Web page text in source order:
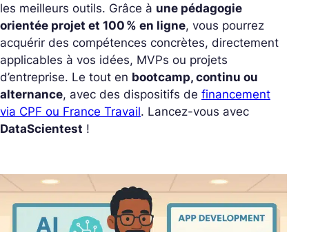
les meilleurs outils. Grâce à une pédagogie
orientée projet et 100 % en ligne, vous pourrez
acquérir des compétences concrètes, directement
applicables à vos idées, MVPs ou projets
d’entreprise. Le tout en bootcamp, continu ou
alternance, avec des dispositifs de financement
via CPF ou France Travail. Lancez-vous avec
DataScientest !